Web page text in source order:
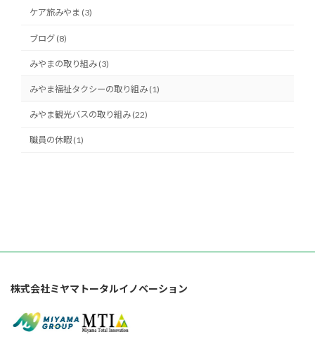
ケア旅みやま (3)
ブログ (8)
みやまの取り組み (3)
みやま福祉タクシーの取り組み (1)
みやま観光バスの取り組み (22)
職員の休暇 (1)
株式会社ミヤマトータルイノベーション